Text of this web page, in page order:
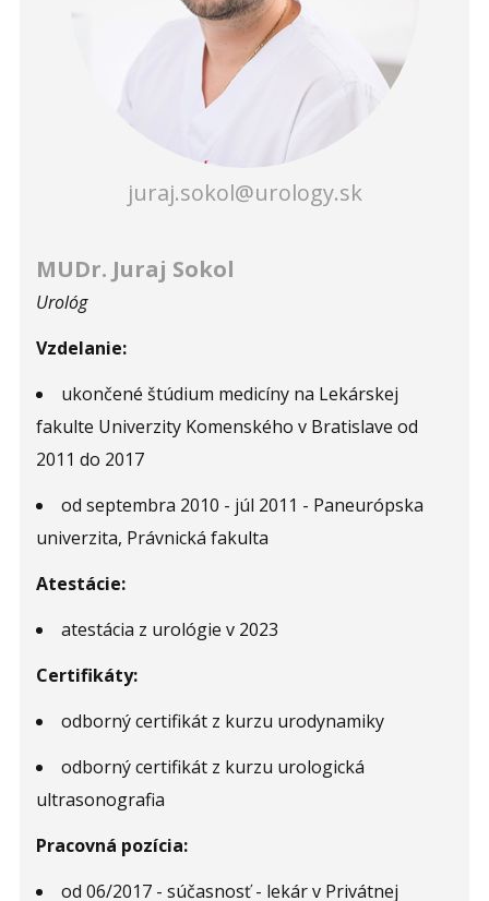
juraj.sokol@urology.sk
MUDr. Juraj Sokol
Urológ
Vzdelanie:
ukončené štúdium medicíny na Lekárskej
fakulte Univerzity Komenského v Bratislave od
2011 do 2017
od septembra 2010 - júl 2011 - Paneurópska
univerzita, Právnická fakulta
Atestácie:
atestácia z urológie v 2023
Certifikáty:
odborný certifikát z kurzu urodynamiky
odborný certifikát z kurzu urologická
ultrasonografia
Pracovná pozícia:
od 06/2017 - súčasnosť - lekár v Privátnej